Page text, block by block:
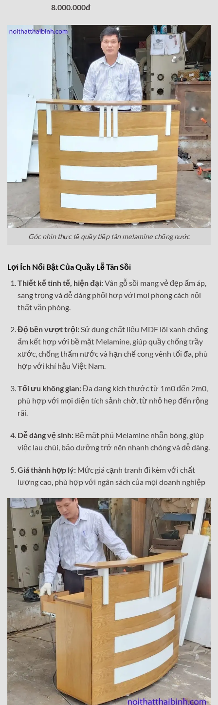
8.000.000đ
Góc nhìn thực tế quầy tiếp tân melamine chống nước
Lợi Ích Nổi Bật Của Quầy Lễ Tân Sồi
Thiết kế tinh tế, hiện đại:Vân gỗ sồi mang vẻ đẹp ấm áp,
sang trọng và dễ dàng phối hợp với mọi phong cách nội
thất văn phòng.
Độ bền vượt trội:Sử dụng chất liệu MDF lõi xanh chống
ẩm kết hợp với bề mặt Melamine, giúp quầy chống trầy
xước, chống thấm nước và hạn chế cong vênh tối đa, phù
hợp với khí hậu Việt Nam.
Tối ưu không gian:Đa dạng kích thước từ 1m0 đến 2m0,
phù hợp với mọi diện tích sảnh chờ, từ nhỏ hẹp đến rộng
rãi.
Dễ dàng vệ sinh:Bề mặt phủ Melamine nhẵn bóng, giúp
việc lau chùi, bảo dưỡng trở nên nhanh chóng và dễ dàng.
Giá thành hợp lý:Mức giá cạnh tranh đi kèm với chất
lượng cao, phù hợp với ngân sách của mọi doanh nghiệp